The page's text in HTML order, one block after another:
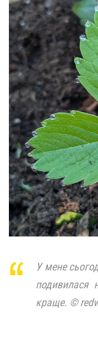
У мене
подивилася
краще. ©